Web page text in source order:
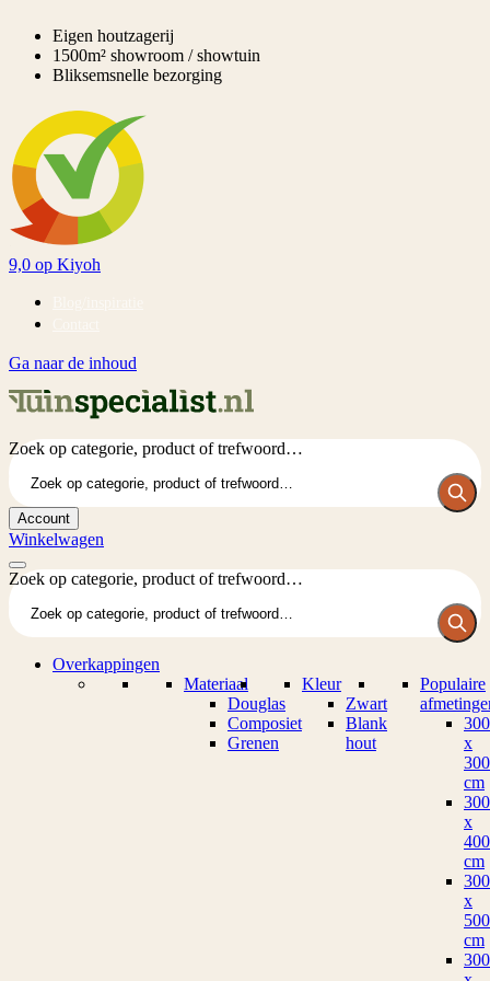
Eigen houtzagerij
1500m² showroom / showtuin
Bliksemsnelle bezorging
9,0 op Kiyoh
Ga naar de inhoud
Zoek op categorie, product of trefwoord…
Account
Winkelwagen
Zoek op categorie, product of trefwoord…
Overkappingen
Materiaal
Douglas
Composiet
Grenen
Kleur
Zwart
Blank
hout
Populaire
300
x
300
cm
300
x
400
cm
300
x
500
cm
300